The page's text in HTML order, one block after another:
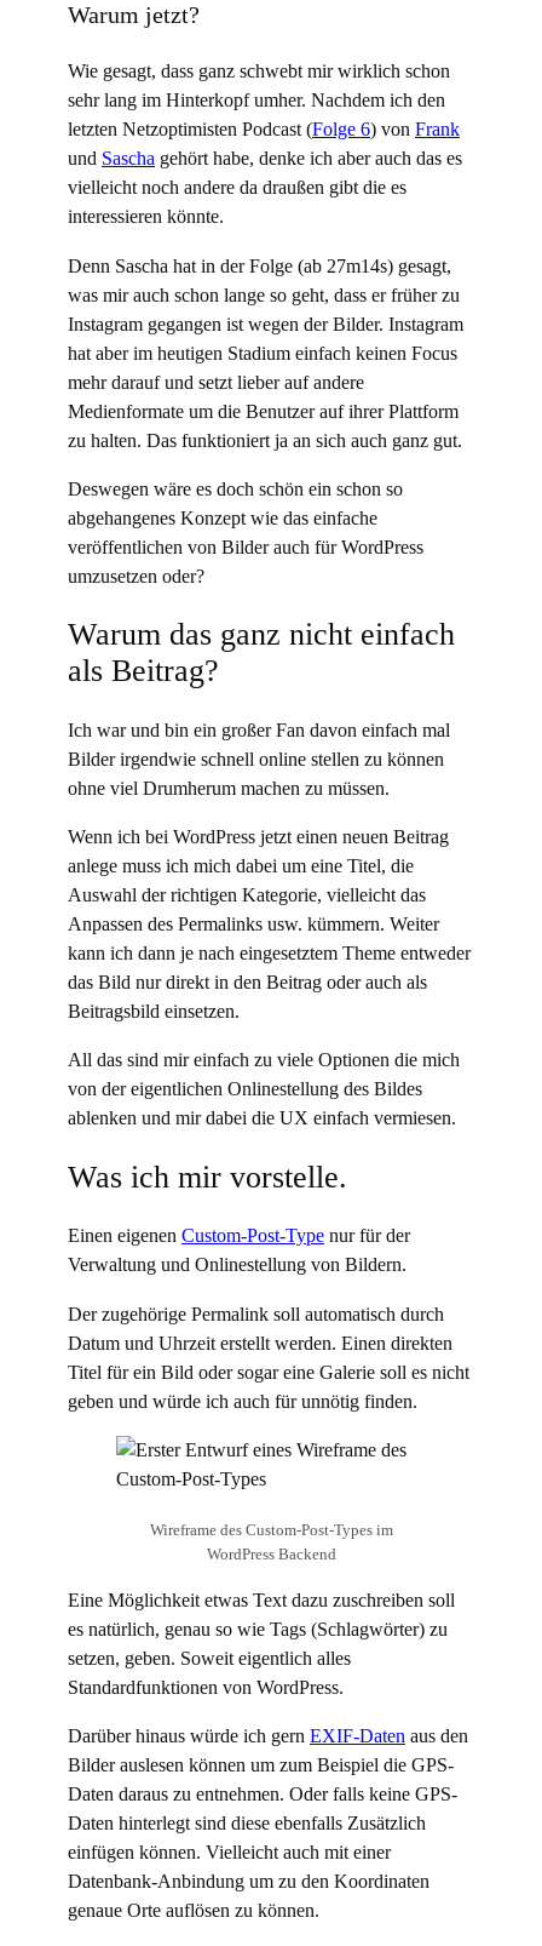
Warum jetzt?
Wie gesagt, dass ganz schwebt mir wirklich schon
sehr lang im Hinterkopf umher. Nachdem ich den
letzten Netzoptimisten Podcast (Folge 6) von Frank
und Sascha gehört habe, denke ich aber auch das es
vielleicht noch andere da draußen gibt die es
interessieren könnte.
Denn Sascha hat in der Folge (ab 27m14s) gesagt,
was mir auch schon lange so geht, dass er früher zu
Instagram gegangen ist wegen der Bilder. Instagram
hat aber im heutigen Stadium einfach keinen Focus
mehr darauf und setzt lieber auf andere
Medienformate um die Benutzer auf ihrer Plattform
zu halten. Das funktioniert ja an sich auch ganz gut.
Deswegen wäre es doch schön ein schon so
abgehangenes Konzept wie das einfache
veröffentlichen von Bilder auch für WordPress
umzusetzen oder?
Warum das ganz nicht einfach
als Beitrag?
Ich war und bin ein großer Fan davon einfach mal
Bilder irgendwie schnell online stellen zu können
ohne viel Drumherum machen zu müssen.
Wenn ich bei WordPress jetzt einen neuen Beitrag
anlege muss ich mich dabei um eine Titel, die
Auswahl der richtigen Kategorie, vielleicht das
Anpassen des Permalinks usw. kümmern. Weiter
kann ich dann je nach eingesetztem Theme entweder
das Bild nur direkt in den Beitrag oder auch als
Beitragsbild einsetzen.
All das sind mir einfach zu viele Optionen die mich
von der eigentlichen Onlinestellung des Bildes
ablenken und mir dabei die UX einfach vermiesen.
Was ich mir vorstelle.
Einen eigenen Custom-Post-Type nur für der
Verwaltung und Onlinestellung von Bildern.
Der zugehörige Permalink soll automatisch durch
Datum und Uhrzeit erstellt werden. Einen direkten
Titel für ein Bild oder sogar eine Galerie soll es nicht
geben und würde ich auch für unnötig finden.
Wireframe des Custom-Post-Types im
WordPress Backend
Eine Möglichkeit etwas Text dazu zuschreiben soll
es natürlich, genau so wie Tags (Schlagwörter) zu
setzen, geben. Soweit eigentlich alles
Standardfunktionen von WordPress.
Darüber hinaus würde ich gern EXIF-Daten aus den
Bilder auslesen können um zum Beispiel die GPS-
Daten daraus zu entnehmen. Oder falls keine GPS-
Daten hinterlegt sind diese ebenfalls Zusätzlich
einfügen können. Vielleicht auch mit einer
Datenbank-Anbindung um zu den Koordinaten
genaue Orte auflösen zu können.